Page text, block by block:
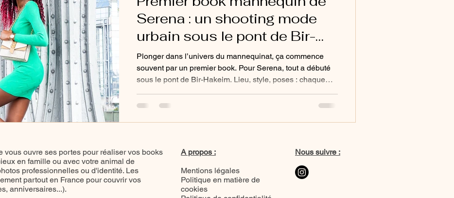
Serena : un shooting mode
urbain sous le pont de Bir-
Hakeim
Plonger dans l’univers du mannequinat, ça commence
souvent par un premier book. Pour Serena, tout a débuté
sous le pont de Bir-Hakeim. Lieu, style, poses : chaque
les coulisses de ce premier shooting au cœur de Paris.
vous ouvre ses portes pour réaliser vos books
en famille ou avec votre animal de
professionnelles ou d'identité. Les
partout en France pour couvrir vos
anniversaires...).
A propos :
Mentions légales
Politique en matière de
cookies
Nous suivre :